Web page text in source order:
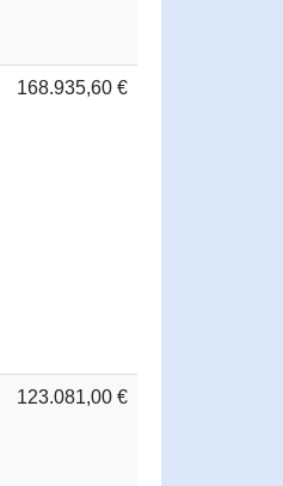
168.935,60 €
123.081,00 €